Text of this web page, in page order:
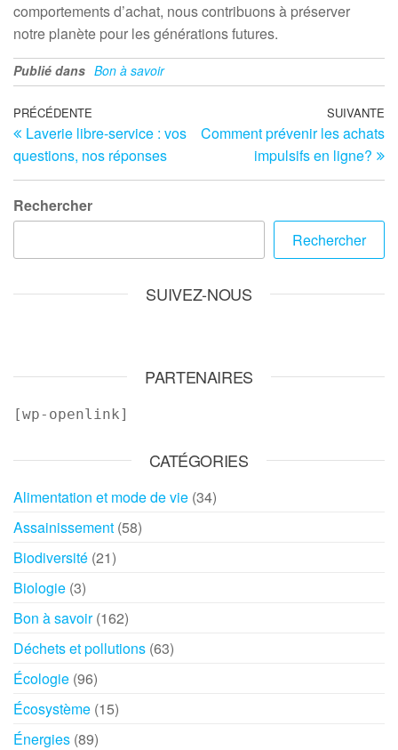
comportements d’achat, nous contribuons à préserver
notre planète pour les générations futures.
Publié dans Bon à savoir
Navigation
de
l’article
Article
précédent
PRÉCÉDENTE
Laverie libre-service : vos
questions, nos réponses
SUIVANTE
Comment prévenir les achats
impulsifs en ligne?
Rechercher
Rechercher
SUIVEZ-NOUS
PARTENAIRES
[wp-openlink]
CATÉGORIES
Alimentation et mode de vie (34)
Assainissement (58)
Biodiversité (21)
Biologie (3)
Bon à savoir(162)
Déchets et pollutions (63)
Écologie (96)
Écosystème (15)
Énergies (89)